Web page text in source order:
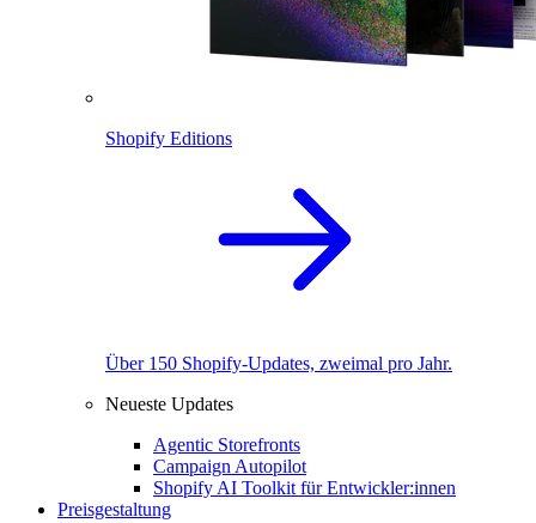
Shopify Editions
Über 150 Shopify-Updates, zweimal pro Jahr.
Neueste Updates
Agentic Storefronts
Campaign Autopilot
Shopify AI Toolkit für Entwickler:innen
Preisgestaltung